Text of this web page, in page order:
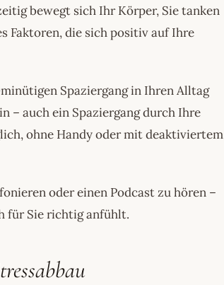
bewegt sich Ihr Körper, Sie tanken
Faktoren, die sich positiv auf Ihre
Spaziergang in Ihren Alltag
– auch ein Spaziergang durch Ihre
ohne Handy oder mit deaktiviertem
oder einen Podcast zu hören –
für Sie richtig anfühlt.